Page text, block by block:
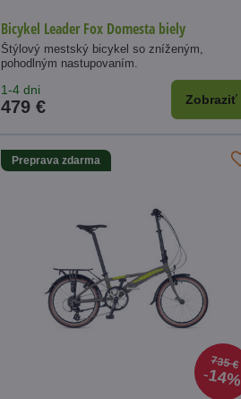
Bicykel Leader Fox Domesta biely
Štýlový mestský bicykel so zníženým,
pohodlným nastupovaním.
1-4 dni
479 € Zobraziť
735 €
14%
Preprava zdarma